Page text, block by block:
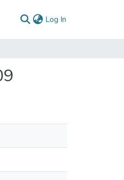
Log In